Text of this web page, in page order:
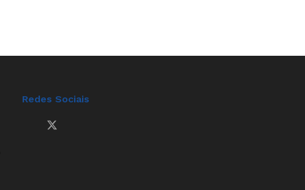
Redes Sociais